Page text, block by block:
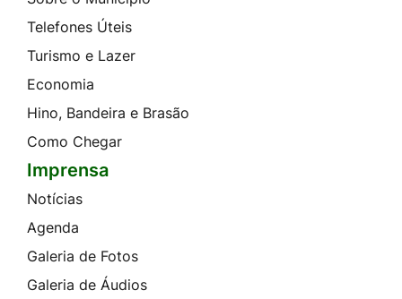
Telefones Úteis
Turismo e Lazer
Economia
Hino, Bandeira e Brasão
Como Chegar
Imprensa
Notícias
Agenda
Galeria de Fotos
Galeria de Áudios